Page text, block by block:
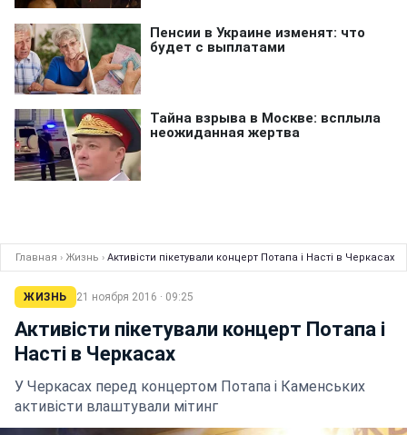
Главная › Жизнь › Активісти пікетували концерт Потапа і Насті в Черкасах
ЖИЗНЬ 21 ноября 2016 · 09:25
Активісти пікетували концерт Потапа і
Насті в Черкасах
У Черкасах перед концертом Потапа і Каменських
активісти влаштували мітинг